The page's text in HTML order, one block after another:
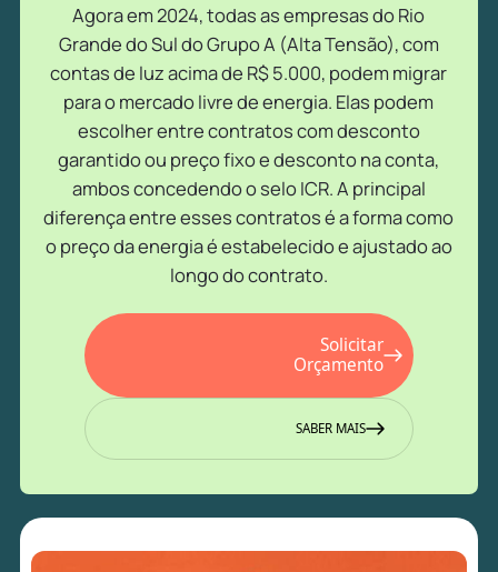
Agora em 2024, todas as empresas do Rio
Grande do Sul do Grupo A (Alta Tensão), com
contas de luz acima de R$ 5.000, podem migrar
para o mercado livre de energia. Elas podem
escolher entre contratos com desconto
garantido ou preço fixo e desconto na conta,
ambos concedendo o selo ICR. A principal
diferença entre esses contratos é a forma como
o preço da energia é estabelecido e ajustado ao
longo do contrato.
Solicitar
Orçamento
SABER MAIS